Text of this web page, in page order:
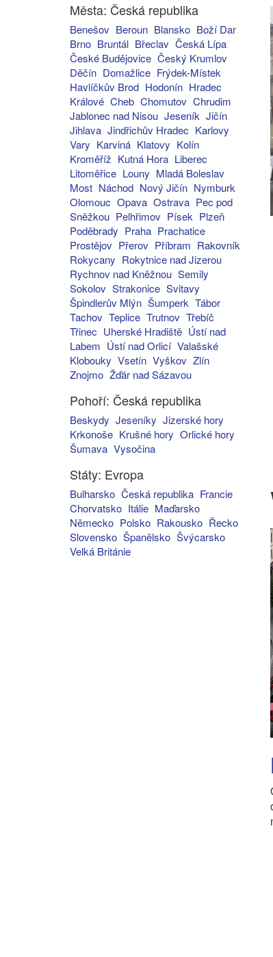
Města: Česká republika
Benešov Beroun Blansko Boží Dar
Brno Bruntál Břeclav Česká Lípa
České Budějovice Český Krumlov
Děčín Domažlice Frýdek-Místek
Havlíčkův Brod Hodonín Hradec
Králové Cheb Chomutov Chrudim
Jablonec nad Nisou Jeseník Jičín
Jihlava Jindřichův Hradec Karlovy
Vary Karviná Klatovy Kolín
Kroměříž Kutná Hora Liberec
Litoměřice Louny Mladá Boleslav
Most Náchod Nový Jičín Nymburk
Olomouc Opava Ostrava Pec pod
Sněžkou Pelhřimov Písek Plzeň
Poděbrady Praha Prachatice
Prostějov Přerov Příbram Rakovník
Rokycany Rokytnice nad Jizerou
Rychnov nad Kněžnou Semily
Sokolov Strakonice Svitavy
Špindlerův Mlýn Šumperk Tábor
Tachov Teplice Trutnov Třebíč
Třinec Uherské Hradiště Ústí nad
Labem Ústí nad Orlicí Valašské
Klobouky Vsetín Vyškov Zlín
Znojmo Žďár nad Sázavou
Pohoří: Česká republika
Beskydy Jeseníky Jizerské hory
Krkonoše Krušné hory Orlické hory
Šumava Vysočina
Státy: Evropa
Bulharsko Česká republika Francie
Chorvatsko Itálie Maďarsko
Německo Polsko Rakousko Řecko
Slovensko Španělsko Švýcarsko
Velká Británie